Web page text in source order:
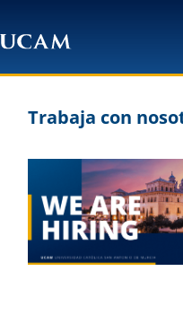
Trabaja con